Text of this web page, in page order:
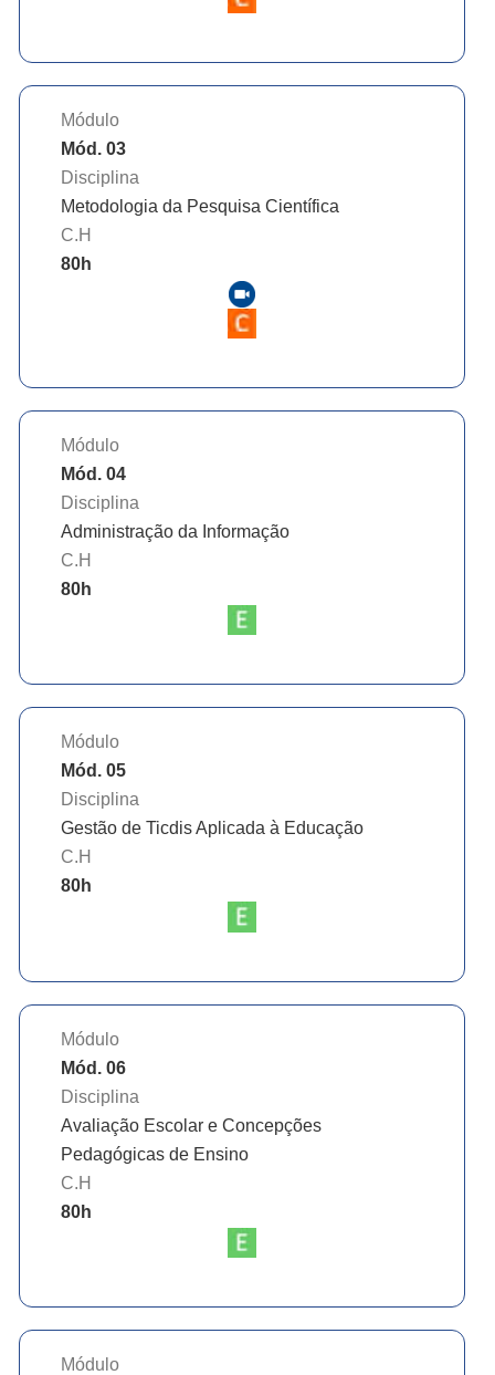
Módulo
Mód. 03
Disciplina
Metodologia da Pesquisa Científica
C.H
80h
Módulo
Mód. 04
Disciplina
Administração da Informação
C.H
80h
Módulo
Mód. 05
Disciplina
Gestão de Ticdis Aplicada à Educação
C.H
80h
Módulo
Mód. 06
Disciplina
Avaliação Escolar e Concepções
Pedagógicas de Ensino
C.H
80h
Módulo